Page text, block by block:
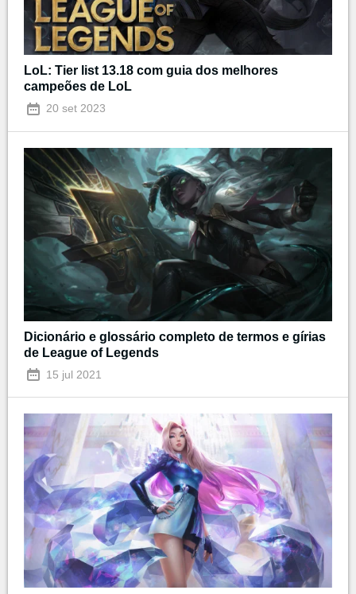
LoL: Tier list 13.18 com guia dos melhores
campeões de LoL
20 set 2023
Dicionário e glossário completo de termos e gírias
de League of Legends
15 jul 2021